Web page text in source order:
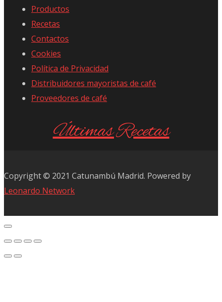
Productos
Recetas
Contactos
Cookies
Política de Privacidad
Distribuidores mayoristas de café
Proveedores de café
Últimas Recetas
Copyright © 2021 Catunambú Madrid. Powered by
Leonardo Network